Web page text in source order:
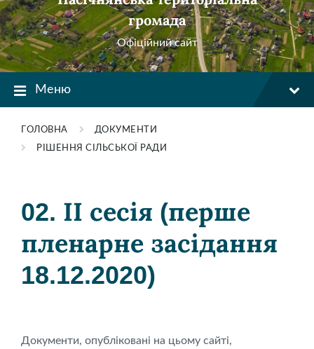
громада
Офіційний сайт
Меню
ГОЛОВНА
ДОКУМЕНТИ
РІШЕННЯ СІЛЬСЬКОЇ РАДИ
02. ІІ сесія (перше
пленарне засідання
18.12.2020)
Документи, опубліковані на цьому сайті,